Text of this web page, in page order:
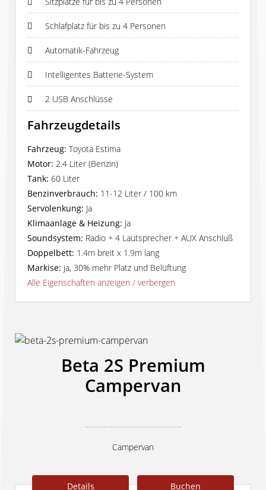
Schlafplatz für bis zu 4 Personen
Automatik-Fahrzeug
Intelligentes Batterie-System
2 USB Anschlüsse
Fahrzeugdetails
Fahrzeug: Toyota Estima
Motor: 2.4 Liter (Benzin)
Tank: 60 Liter
Benzinverbrauch: 11-12 Liter / 100 km
Servolenkung: Ja
Klimaanlage & Heizung: Ja
Soundsystem: Radio + 4 Lautsprecher + AUX Anschluß
Doppelbett: 1.4m breit x 1.9m lang
Markise: ja, 30% mehr Platz und Belüftung
Alle Eigenschaften anzeigen / verbergen
Beta 2S Premium
Campervan
Campervan
Details Buchen